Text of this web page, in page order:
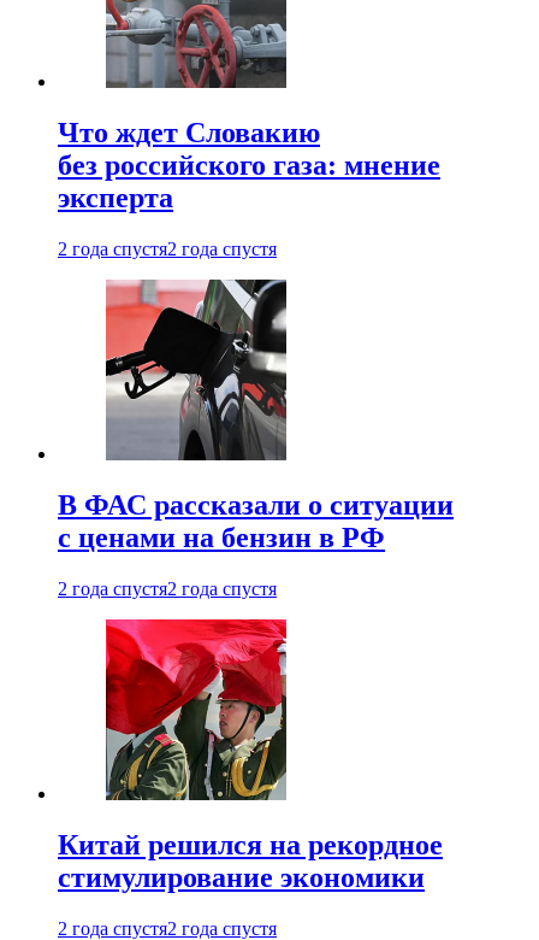
Что ждет Словакию
без российского газа: мнение
эксперта
2 года спустя2 года спустя
В ФАС рассказали о ситуации
с ценами на бензин в РФ
2 года спустя2 года спустя
Китай решился на рекордное
стимулирование экономики
2 года спустя2 года спустя